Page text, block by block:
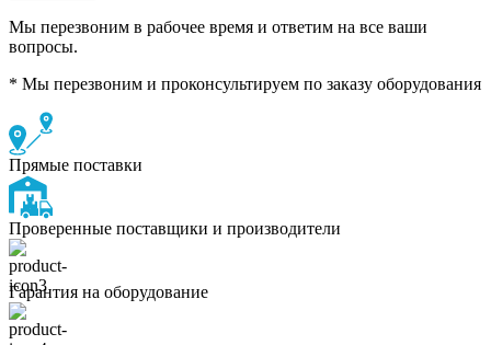
Мы перезвоним в рабочее время и ответим на все ваши
вопросы.
* Мы перезвоним и проконсультируем по заказу оборудования
Прямые поставки
Проверенные поставщики и производители
Гарантия на оборудование